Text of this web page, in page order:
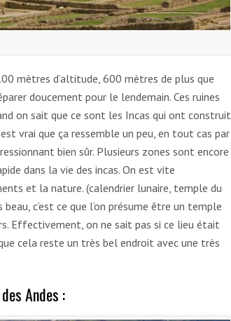
mètres d’altitude, 600 mètres de plus que
doucement pour le lendemain. Ces ruines
on sait que ce sont les Incas qui ont construit
vrai que ça ressemble un peu, en tout cas par
bien sûr. Plusieurs zones sont encore
dans la vie des incas. On est vite
et la nature. (calendrier lunaire, temple du
c’est ce que l’on présume être un temple
Effectivement, on ne sait pas si ce lieu était
cela reste un très bel endroit avec une très
Andes :